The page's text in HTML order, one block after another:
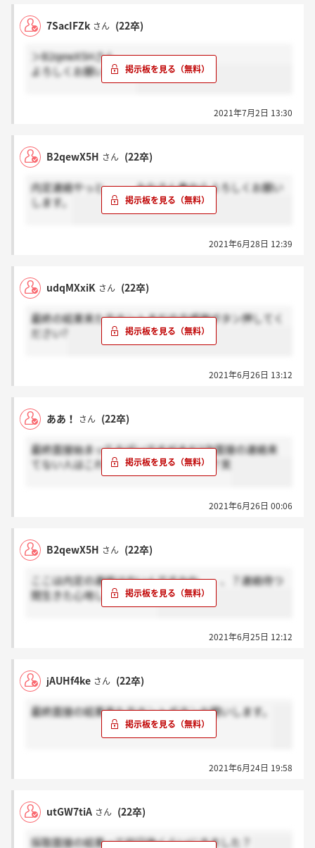
7SacIFZk さん (22卒)
＞B2qewX5Hさん
よろしくお願いします
2021年7月2日 13:30
B2qewX5H さん (22卒)
内定連絡やっと、、、みなさん春からよろしくお願い
します。
2021年6月28日 12:39
udqMXxiK さん (22卒)
最終の結果来た方ホントまだの方感謝ボタン押してく
ださい?
2021年6月26日 13:12
ああ！ さん (22卒)
最終面接始まってるぽいですがまだ2次面接の連絡来
てない人はこれからお祈りですかね？？笑
2021年6月26日 00:06
B2qewX5H さん (22卒)
ここは内定の連絡はやいんですかね、、、？連絡待つ
間生きた心地しない、、泣
2021年6月25日 12:12
jAUHf4ke さん (22卒)
最終面接の結果来た方ホントボタンお願いします。
2021年6月24日 19:58
utGW7tiA さん (22卒)
採取面接の結果って何日後くらいにきました？